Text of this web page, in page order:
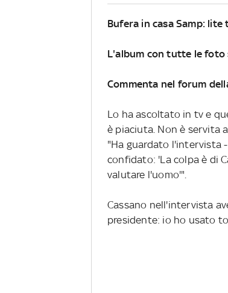
Bufera in casa Samp: lite
L'album con tutte le foto
Commenta nel forum
Lo ha ascoltato in tv e
è piaciuta. Non è servita
"Ha guardato l'intervista -
confidato: 'La colpa è di
valutare l'uomo'".
Cassano nell'intervista
presidente: io ho usato